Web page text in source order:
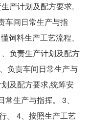
产计划及配方要求,
车间日常生产与指
饲料生产工艺流程、
负责生产计划及配方
负责车间日常生产与
及配方要求,统筹安
生产与指挥。 3、
。 4、按照生产工艺